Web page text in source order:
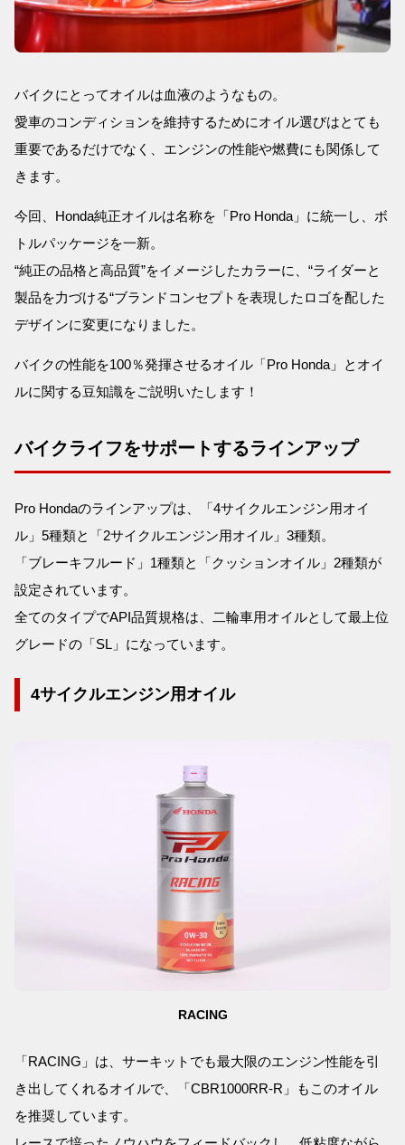
バイクにとってオイルは血液のようなもの。
愛車のコンディションを維持するためにオイル選びはとても
重要であるだけでなく、エンジンの性能や燃費にも関係して
きます。
今回、Honda純正オイルは名称を「Pro Honda」に統一し、ボ
トルパッケージを一新。
“純正の品格と高品質”をイメージしたカラーに、“ライダーと
製品を力づける“ブランドコンセプトを表現したロゴを配した
デザインに変更になりました。
バイクの性能を100％発揮させるオイル「Pro Honda」とオイ
ルに関する豆知識をご説明いたします！
バイクライフをサポートするラインアップ
Pro Hondaのラインアップは、「4サイクルエンジン用オイ
ル」5種類と「2サイクルエンジン用オイル」3種類。
「ブレーキフルード」1種類と「クッションオイル」2種類が
設定されています。
全てのタイプでAPI品質規格は、二輪車用オイルとして最上位
グレードの「SL」になっています。
4サイクルエンジン用オイル
RACING
「RACING」は、サーキットでも最大限のエンジン性能を引
き出してくれるオイルで、「CBR1000RR-R」もこのオイル
を推奨しています。